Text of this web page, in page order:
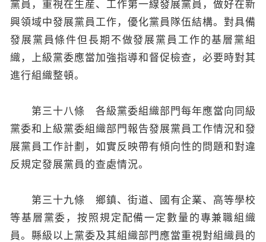
黨員，重視在生産、工作第一線發展黨員，做好在新
興領域中發展黨員工作，優化黨員隊伍結構。對具備
發展黨員條件但長期不做發展黨員工作的基層黨組
織，上級黨委應當加強指導和督促檢查，必要時對其
進行組織整頓。
第三十八條 各級黨委組織部門每年應當向同級
黨委和上級黨委組織部門報告發展黨員工作情況和發
展黨員工作計劃，如實反映帶有傾向性的問題和對違
反規定發展黨員的查處情況。
第三十九條 鄉鎮、街道、國有企業、高等學校
等基層黨委，按照規定配備一定數量的專兼職組織
員。縣級以上黨委及其組織部門應當重視對組織員的